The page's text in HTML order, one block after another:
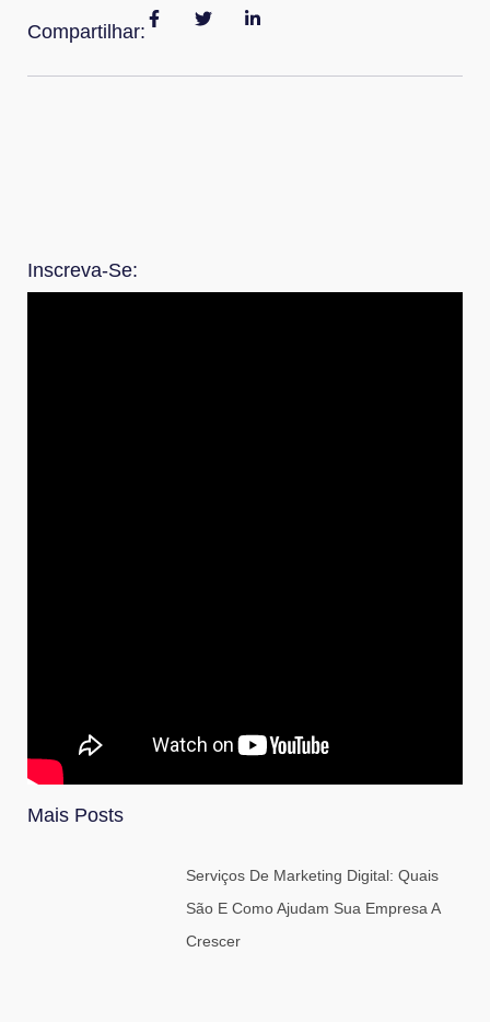
Compartilhar:
Inscreva-Se:
Mais Posts
Serviços De Marketing Digital: Quais
São E Como Ajudam Sua Empresa A
Crescer